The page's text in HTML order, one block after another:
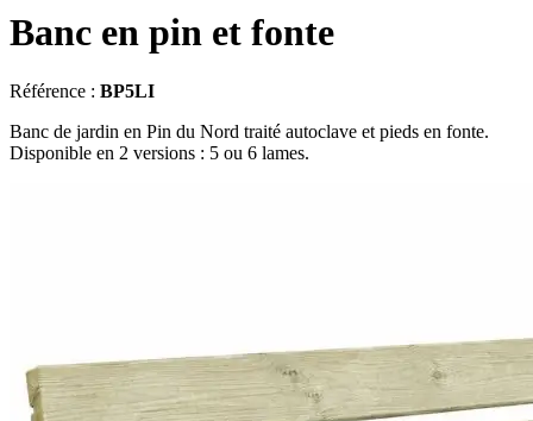
Banc en pin et fonte
Référence : BP5LI
Banc de jardin en Pin du Nord traité autoclave et pieds en fonte.
Disponible en 2 versions : 5 ou 6 lames.